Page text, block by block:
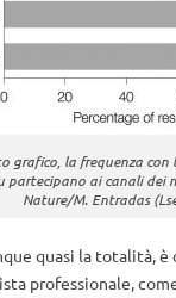
grafico, la frequenza
partecipano ai canali dei
Nature/M. Entradas
quasi la totalità,
professionale,